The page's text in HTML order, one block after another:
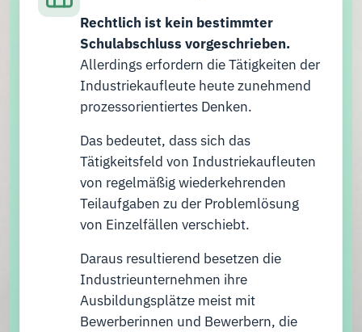
Rechtlich ist kein bestimmter
Schulabschluss vorgeschrieben.
Allerdings erfordern die Tätigkeiten der
Industriekaufleute heute zunehmend
prozessorientiertes Denken.
Das bedeutet, dass sich das
Tätigkeitsfeld von Industriekaufleuten
von regelmäßig wiederkehrenden
Teilaufgaben zu der Problemlösung
von Einzelfällen verschiebt.
Daraus resultierend besetzen die
Industrieunternehmen ihre
Ausbildungsplätze meist mit
Bewerberinnen und Bewerbern, die